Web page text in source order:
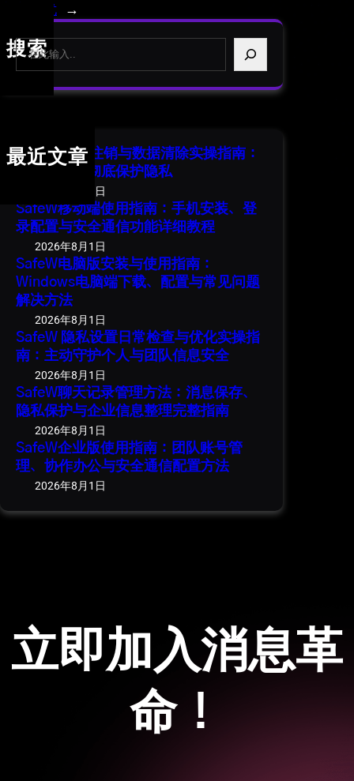
安心无忧
→
搜索
S
最近文章
SafeW 账号注销与数据清除实操指南：
安全退出并彻底保护隐私
2026年8月1日
SafeW移动端使用指南：手机安装、登
录配置与安全通信功能详细教程
2026年8月1日
SafeW电脑版安装与使用指南：
Windows电脑端下载、配置与常见问题
解决方法
2026年8月1日
SafeW 隐私设置日常检查与优化实操指
南：主动守护个人与团队信息安全
2026年8月1日
SafeW聊天记录管理方法：消息保存、
隐私保护与企业信息整理完整指南
2026年8月1日
SafeW企业版使用指南：团队账号管
理、协作办公与安全通信配置方法
2026年8月1日
立即加入消息革
命！